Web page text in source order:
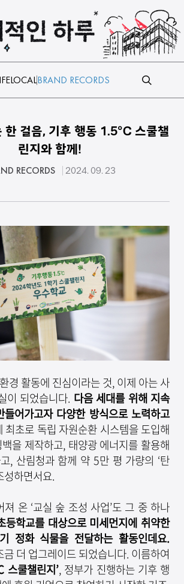
LOCALBRAND RECORDS
한 걸음, 기후 행동 1.5℃ 스쿨챌
린지와 함께!
RECORDS 2024. 09. 23
경 활동에 진심이라는 것, 이제 아는 사
이 되었습니다. 다음 세대를 위해 지속
들어가고자 다양한 방식으로 노력하고
최초로 독립 자원순환 시스템을 도입해
을 제작하고, 태양광 에너지를 활용해
, 산림청과 함께 약 5만 평 가량의 ‘탄
성하면서요.
온 ‘교실 숲 조성 사업’도 그 중 하나
등학교를 대상으로 미세먼지에 취약한
정화 식물을 전달하는 활동인데요.
더 업그레이드 되었습니다. 이름하여
스쿨챌린지’, 정부가 진행하는 기후 행